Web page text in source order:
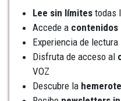
Lee sin límites todas
Accede a contenidos
Experiencia de lectura
Disfruta de acceso al
VOZ
Descubre la